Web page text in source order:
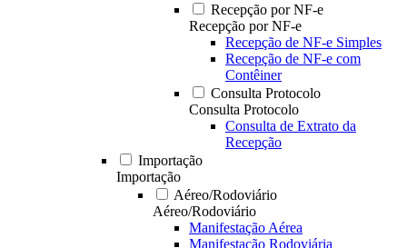
Recepção por NF-e
Recepção por NF-e
Recepção de NF-e Simples
Recepção de NF-e com
Contêiner
Consulta Protocolo
Consulta Protocolo
Consulta de Extrato da
Recepção
Importação
Importação
Aéreo/Rodoviário
Aéreo/Rodoviário
Manifestação Aérea
Manifestação Rodoviária